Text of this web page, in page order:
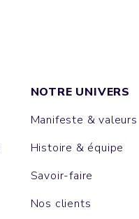
NOTRE UNIVERS
Manifeste & valeurs
Histoire & équipe
Savoir-faire
Nos clients